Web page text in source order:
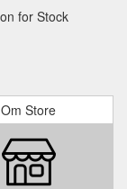
for Stock
Om Store